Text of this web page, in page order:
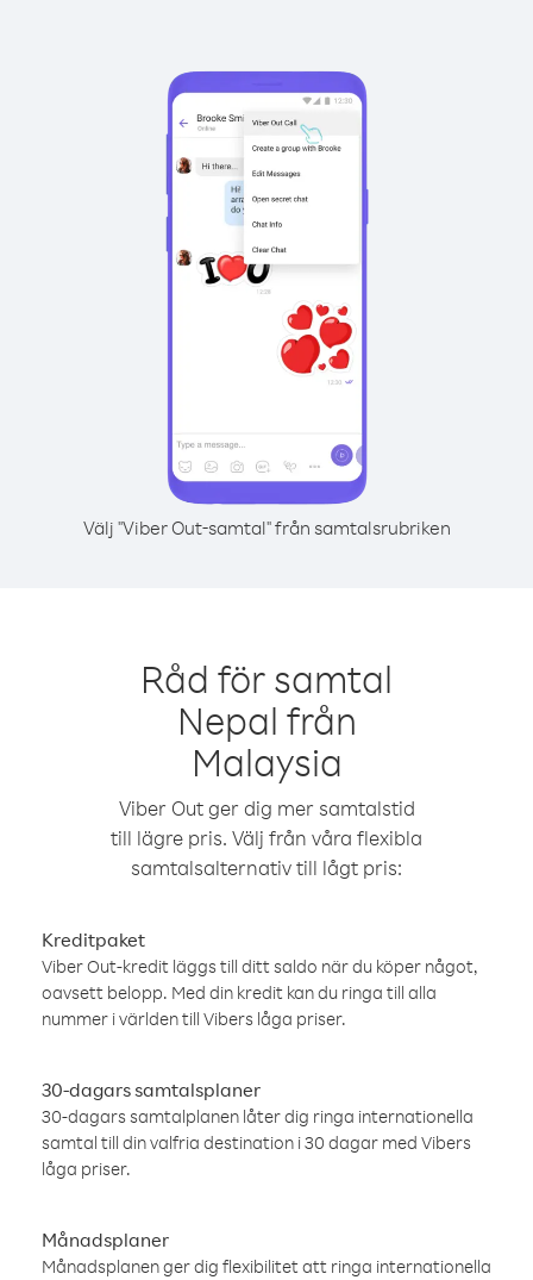
Välj "Viber Out-samtal" från samtalsrubriken
Råd för samtal
Nepal från
Malaysia
Viber Out ger dig mer samtalstid
till lägre pris. Välj från våra flexibla
samtalsalternativ till lågt pris:
Kreditpaket
Viber Out-kredit läggs till ditt saldo när du köper något,
oavsett belopp. Med din kredit kan du ringa till alla
nummer i världen till Vibers låga priser.
30-dagars samtalsplaner
30-dagars samtalplanen låter dig ringa internationella
samtal till din valfria destination i 30 dagar med Vibers
låga priser.
Månadsplaner
Månadsplanen ger dig flexibilitet att ringa internationella